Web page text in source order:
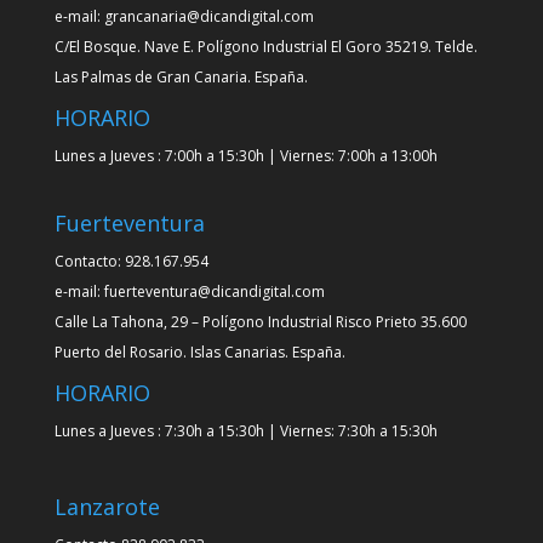
e-mail: grancanaria@dicandigital.com
C/El Bosque. Nave E. Polígono Industrial El Goro 35219. Telde.
Las Palmas de Gran Canaria. España.
HORARIO
Lunes a Jueves : 7:00h a 15:30h | Viernes: 7:00h a 13:00h
Fuerteventura
Contacto: 928.167.954
e-mail: fuerteventura@dicandigital.com
Calle La Tahona, 29 – Polígono Industrial Risco Prieto 35.600
Puerto del Rosario. Islas Canarias. España.
HORARIO
Lunes a Jueves : 7:30h a 15:30h | Viernes: 7:30h a 15:30h
Lanzarote